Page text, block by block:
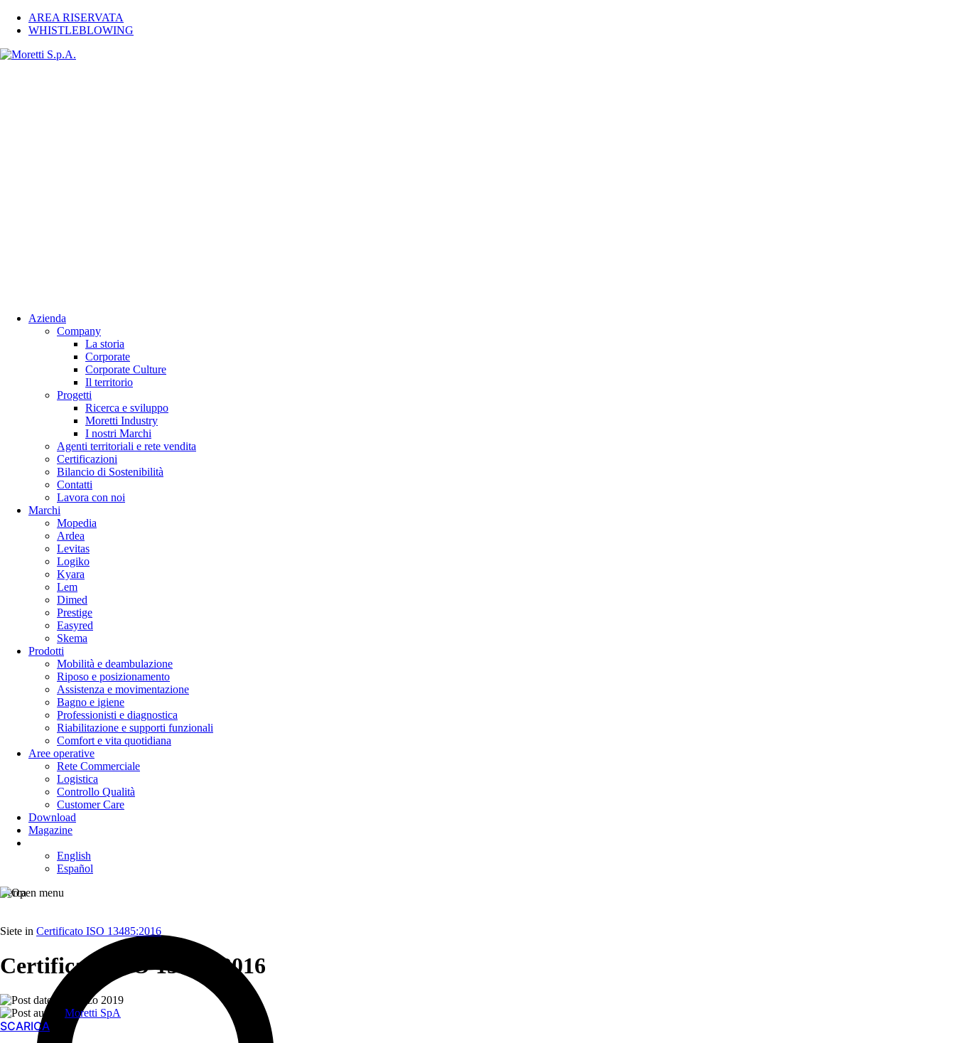
AREA RISERVATA
WHISTLEBLOWING
Azienda
Company
La storia
Corporate
Corporate Culture
Il territorio
Progetti
Ricerca e sviluppo
Moretti Industry
I nostri Marchi
Agenti territoriali e rete vendita
Certificazioni
Bilancio di Sostenibilità
Contatti
Lavora con noi
Marchi
Mopedia
Ardea
Levitas
Logiko
Kyara
Lem
Dimed
Prestige
Easyred
Skema
Prodotti
Mobilità e deambulazione
Riposo e posizionamento
Assistenza e movimentazione
Bagno e igiene
Professionisti e diagnostica
Riabilitazione e supporti funzionali
Comfort e vita quotidiana
Aree operative
Rete Commerciale
Logistica
Controllo Qualità
Customer Care
Download
Magazine
English
Español
Cerca
Siete in Certificato ISO 13485:2016
Certificato ISO 13485:2016
20 Marzo 2019
Moretti SpA
SCARICA